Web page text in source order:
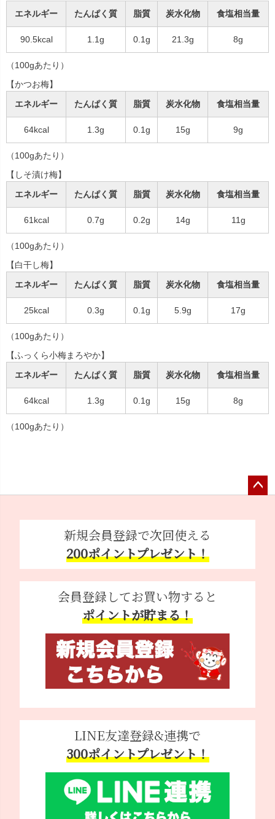
エネルギー
たんぱく質 脂質 炭水化物 食塩相当量
90.5kcal 1.1g 0.1g 21.3g 8g
（100gあたり）
【かつお梅】
エネルギー
たんぱく質 脂質 炭水化物 食塩相当量
64kcal 1.3g 0.1g 15g 9g
（100gあたり）
【しそ漬け梅】
エネルギー
たんぱく質 脂質 炭水化物 食塩相当量
61kcal 0.7g 0.2g 14g 11g
（100gあたり）
【白干し梅】
エネルギー
たんぱく質 脂質 炭水化物 食塩相当量
25kcal 0.3g 0.1g 5.9g 17g
（100gあたり）
【ふっくら小梅まろやか】
エネルギー
たんぱく質 脂質 炭水化物 食塩相当量
64kcal 1.3g 0.1g 15g 8g
（100gあたり）
新規会員登録で次回使える
200ポイントプレゼント！
会員登録してお買い物すると
ポイントが貯まる！
LINE友達登録&連携で
300ポイントプレゼント！